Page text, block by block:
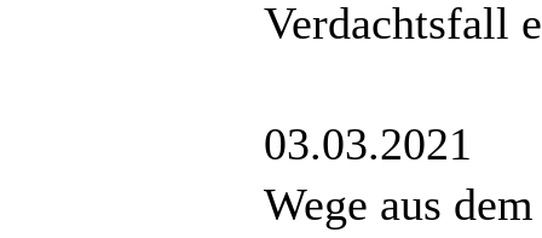
Verdachtsfall
03.03.2021
Wege aus